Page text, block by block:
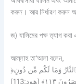
করুন। আর নির্ধারণ করুন
জ) যালিমের পক্ষ ত্যাগ করা
আল্লাহ তা‘আলা বলেন,
﴿وَلَا تَرۡكَنُوٓاْ إِلَى ٱلَّذِينَ ظَلَمُواْ فَتَمَسَّكُمُ ٱلنَّارُ وَمَا لَكُم مِّن دُونِ